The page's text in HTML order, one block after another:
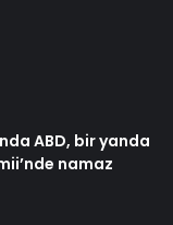
ABD, bir yanda
namaz